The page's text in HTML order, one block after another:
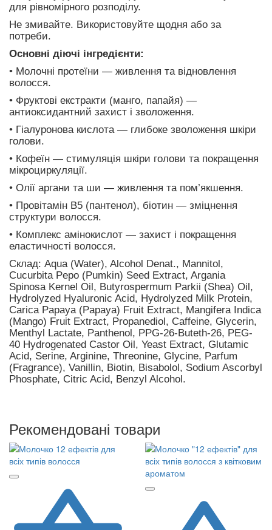
для рівномірного розподілу.
Не змивайте. Використовуйте щодня або за
потреби.
Основні діючі інгредієнти:
• Молочні протеїни — живлення та відновлення
волосся.
• Фруктові екстракти (манго, папайя) —
антиоксидантний захист і зволоження.
• Гіалуронова кислота — глибоке зволоження шкіри
голови.
• Кофеїн — стимуляція шкіри голови та покращення
мікроциркуляції.
• Олії аргани та ши — живлення та пом’якшення.
• Провітамін В5 (пантенол), біотин — зміцнення
структури волосся.
• Комплекс амінокислот — захист і покращення
еластичності волосся.
Склад: Aqua (Water), Alcohol Denat., Mannitol,
Cucurbita Pepo (Pumkin) Seed Extract, Argania
Spinosa Kernel Oil, Butyrospermum Parkii (Shea) Oil,
Hydrolyzed Hyaluronic Acid, Hydrolyzed Milk Protein,
Carica Papaya (Papaya) Fruit Extract, Mangifera Indica
(Mango) Fruit Extract, Propanediol, Caffeine, Glycerin,
Menthyl Lactate, Panthenol, PPG-26-Buteth-26, PEG-
40 Hydrogenated Castor Oil, Yeast Extract, Glutamic
Acid, Serine, Arginine, Threonine, Glycine, Parfum
(Fragrance), Vanillin, Biotin, Bisabolol, Sodium Ascorbyl
Phosphate, Citric Acid, Benzyl Alcohol.
Рекомендовані товари